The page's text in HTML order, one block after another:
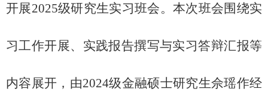
开展2025级研究生实习班会。本次班会围绕实
习工作开展、实践报告撰写与实习答辩汇报等
内容展开，由2024级金融硕士研究生佘瑶作经